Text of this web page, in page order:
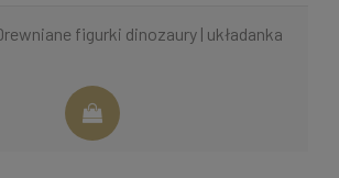
figurki dinozaury | układanka